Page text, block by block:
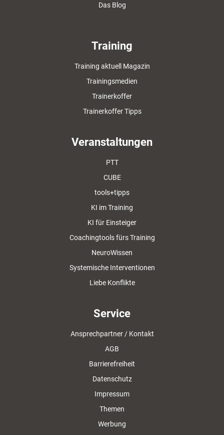
Das Blog
Training
Training aktuell Magazin
Trainingsmedien
Trainerkoffer
Trainerkoffer Tipps
Veranstaltungen
PTT
CUBE
tools+tipps
KI im Training
KI für Einsteiger
Coachingtools fürs Training
NeuroWissen
Systemische Interventionen
Liebe Konflikte
Service
Ansprechpartner / Kontakt
AGB
Barrierefreiheit
Datenschutz
Impressum
Themen
Werbung